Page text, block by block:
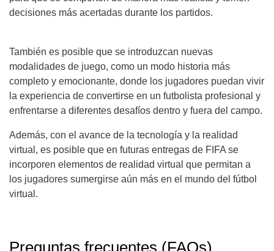
decisiones más acertadas durante los partidos.
También es posible que se introduzcan nuevas
modalidades de juego, como un modo historia más
completo y emocionante, donde los jugadores puedan vivir
la experiencia de convertirse en un futbolista profesional y
enfrentarse a diferentes desafíos dentro y fuera del campo.
Además, con el avance de la tecnología y la realidad
virtual, es posible que en futuras entregas de FIFA se
incorporen elementos de realidad virtual que permitan a
los jugadores sumergirse aún más en el mundo del fútbol
virtual.